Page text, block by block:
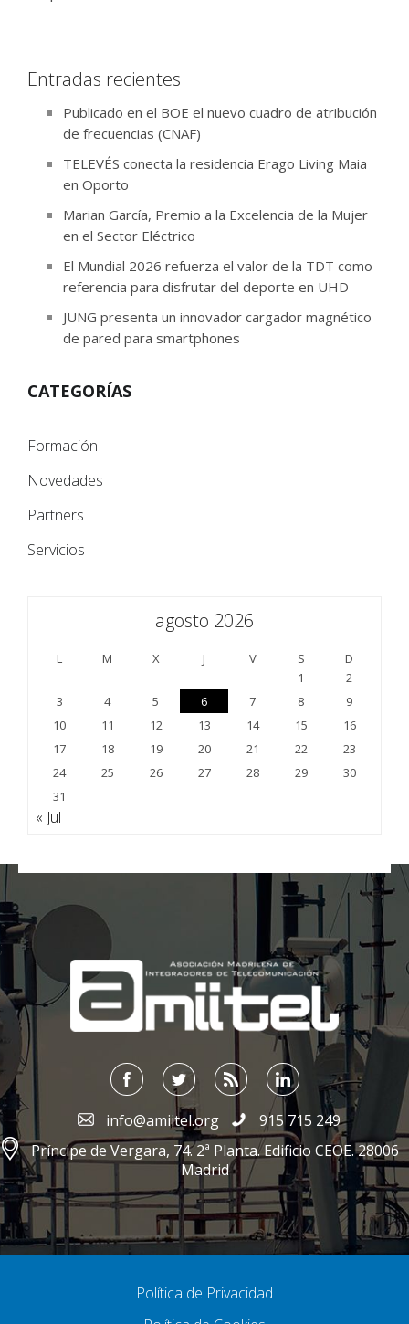
Entradas recientes
Publicado en el BOE el nuevo cuadro de atribución
de frecuencias (CNAF)
TELEVÉS conecta la residencia Erago Living Maia
en Oporto
Marian García, Premio a la Excelencia de la Mujer
en el Sector Eléctrico
El Mundial 2026 refuerza el valor de la TDT como
referencia para disfrutar del deporte en UHD
JUNG presenta un innovador cargador magnético
de pared para smartphones
CATEGORÍAS
Formación
Novedades
Partners
Servicios
agosto 2026
L M X J V S
D
1
2
3
4 5 6 7 8
9
10
11 12 13 14 15
16
17
18 19 20 21 22
23
24
25 26 27 28 29
30
31
« Jul
;
info@amiitel.org
915 715 249
Príncipe de Vergara, 74. 2ª Planta. Edificio CEOE. 28006
Madrid
Política de Privacidad